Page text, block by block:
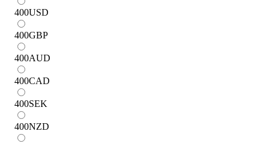
400USD
400GBP
400AUD
400CAD
400SEK
400NZD